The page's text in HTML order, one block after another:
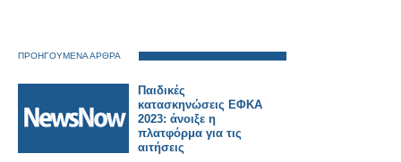
ΠΡΟΗΓΟΥΜΕΝΑ ΑΡΘΡΑ
Παιδικές
κατασκηνώσεις ΕΦΚΑ
2023: άνοιξε η
πλατφόρμα για τις
αιτήσεις